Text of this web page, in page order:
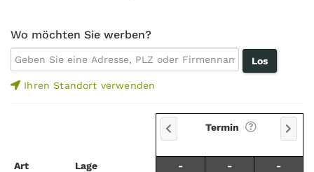
Wo möchten Sie werben?
Ihren Standort verwenden
Art Lage
Termin
- - -